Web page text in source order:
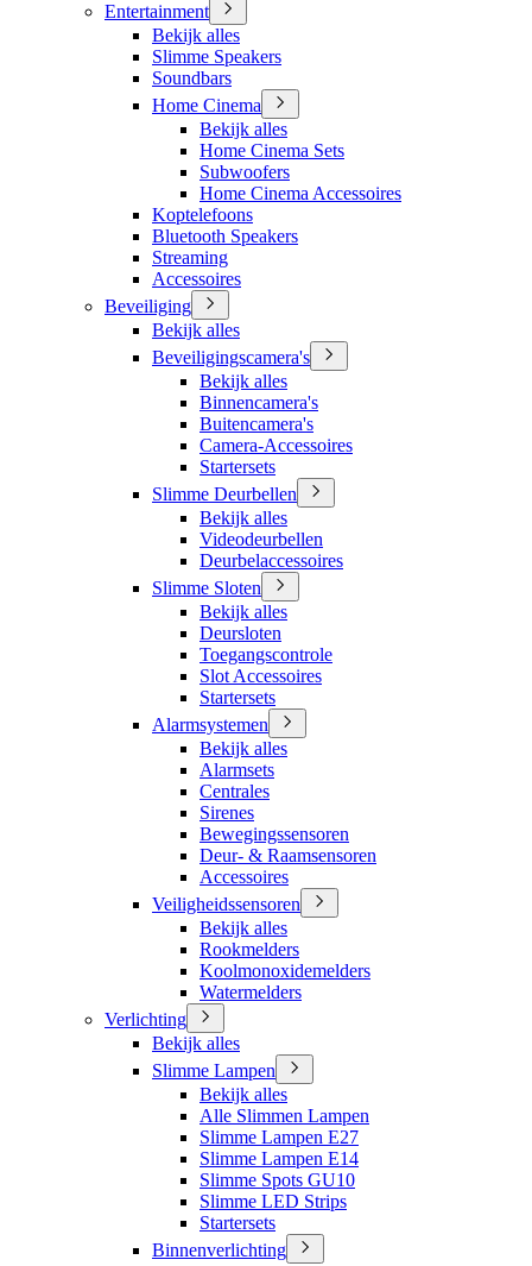
Entertainment
Bekijk alles
Slimme Speakers
Soundbars
Home Cinema
Bekijk alles
Home Cinema Sets
Subwoofers
Home Cinema Accessoires
Koptelefoons
Bluetooth Speakers
Streaming
Accessoires
Beveiliging
Bekijk alles
Beveiligingscamera's
Bekijk alles
Binnencamera's
Buitencamera's
Camera-Accessoires
Startersets
Slimme Deurbellen
Bekijk alles
Videodeurbellen
Deurbelaccessoires
Slimme Sloten
Bekijk alles
Deursloten
Toegangscontrole
Slot Accessoires
Startersets
Alarmsystemen
Bekijk alles
Alarmsets
Centrales
Sirenes
Bewegingssensoren
Deur- & Raamsensoren
Accessoires
Veiligheidssensoren
Bekijk alles
Rookmelders
Koolmonoxidemelders
Watermelders
Verlichting
Bekijk alles
Slimme Lampen
Bekijk alles
Alle Slimmen Lampen
Slimme Lampen E27
Slimme Lampen E14
Slimme Spots GU10
Slimme LED Strips
Startersets
Binnenverlichting